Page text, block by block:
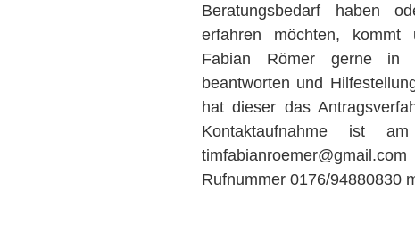
Beratungsbedarf haben
erfahren möchten, kommt
Fabian Römer gerne in
beantworten und
hat dieser das
Kontaktaufnahme ist
Rufnummer 0176/94880830